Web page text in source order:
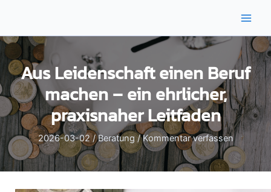
springen
Aus Leidenschaft einen Beruf
machen – ein ehrlicher,
praxisnaher Leitfaden
2026-03-02/Beratung/Kommentar verfassen